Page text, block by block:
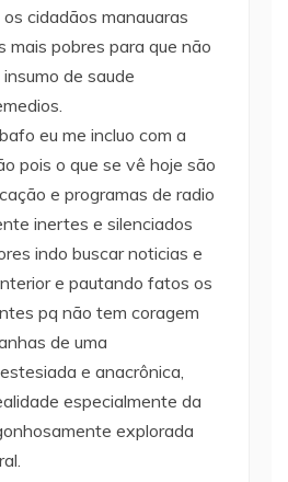
cidadãos manauaras
mais pobres para que não
de saude
eu me incluo com a
pois o que se vê hoje são
e programas de radio
inertes e silenciados
indo buscar noticias e
e pautando fatos os
pq não tem coragem
de uma
e anacrônica,
especialmente da
explorada